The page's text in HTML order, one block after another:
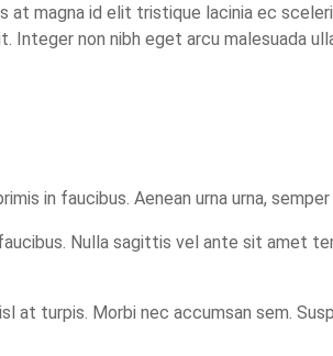
magna id elit tristique lacinia ec
Integer non nibh eget arcu malesuada
in faucibus. Aenean urna urna,
Nulla sagittis vel ante sit amet
at turpis. Morbi nec accumsan sem.